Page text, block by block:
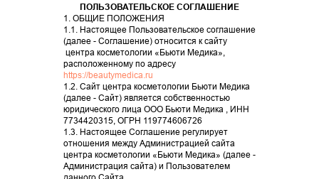
ПОЛЬЗОВАТЕЛЬСКОЕ СОГЛАШЕНИЕ
1. ОБЩИЕ ПОЛОЖЕНИЯ
1.1. Настоящее Пользовательское соглашение
(далее - Соглашение) относится к сайту
центра косметологии «Бьюти Медика»,
расположенному по адресу
https://beautymedica.ru
1.2. Сайт центра косметологии Бьюти Медика
(далее - Сайт) является собственностью
юридического лица ООО Бьюти Медика , ИНН
7734420315, ОГРН 119774606726
1.3. Настоящее Соглашение регулирует
отношения между Администрацией сайта
центра косметологии «Бьюти Медика» (далее -
Администрация сайта) и Пользователем
Центр косметологии
и эстетики
БЬЮТИ МЕДИКА
Наш приоритет — это ваше здоровье